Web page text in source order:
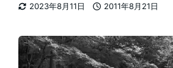
2023年8月11日
2011年8月21日
者